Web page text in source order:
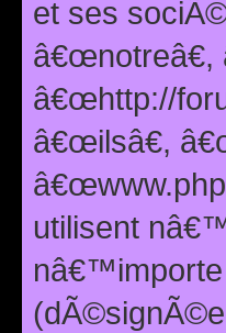
et ses
â€œhttp://
â€œilsâ€,
utilisent